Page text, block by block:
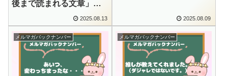
後まで読まれる文章」の
ビスは禁止《2024/3/10配
信》
2025.08.13 2025.08.09
メルマガバックナンバー メルマガバックナンバー